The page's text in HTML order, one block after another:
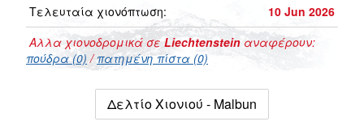
Τελευταία χιονόπτωση:
10 Jun 2026
Αλλα χιονοδρομικά σεLiechtenstein αναφέρουν:
πούδρα (0) /πατημένη πίστα (0)
Δελτίο Χιονιού - Malbun